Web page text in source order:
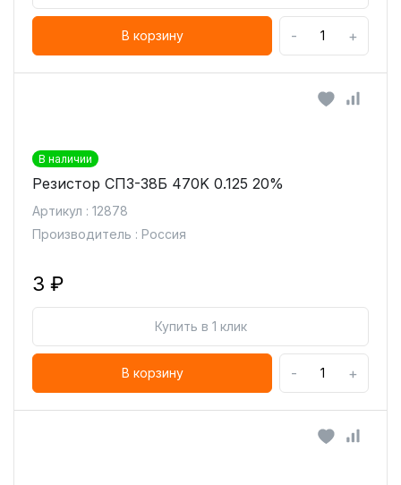
В корзину - +
В наличии
Резистор СП3-38Б 470K 0.125 20%
Артикул : 12878
Производитель : Россия
3 ₽
Купить в 1 клик
В корзину - +